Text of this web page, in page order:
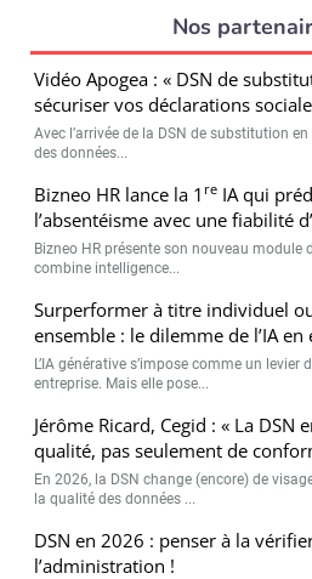
Nos
Vidéo Apogea : « DSN de
sécuriser vos déclarations
Avec l’arrivée de la DSN de substitution
des données...
Bizneo HR lance la 1 re IA qui
l’absentéisme avec une fiabilité
Bizneo HR présente son nouveau module
combine intelligence...
Surperformer à titre individuel
ensemble : le dilemme de l’IA en
L’IA générative s’impose comme un levier
entreprise. Mais elle pose...
Jérôme Ricard, Cegid : « La DSN
qualité, pas seulement de
En 2026, la DSN change (encore) de
la qualité des données ...
DSN en 2026 : penser à la
l’administration !